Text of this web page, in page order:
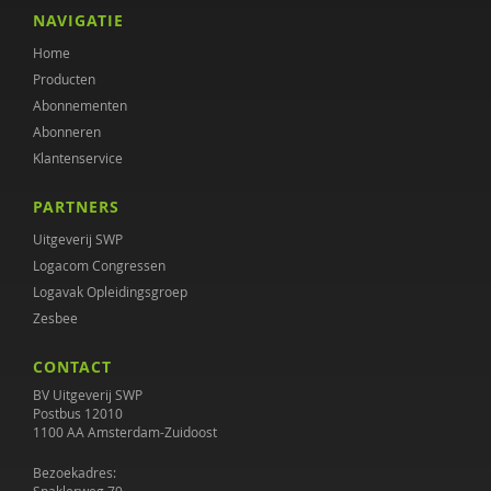
Malou Mac Gillavry
Tessa Magnée
Rosalie Metze
Jasper Nuijen
Projectgroep Plan van aanpak ernstige psychische
aandoeningen
Diana Roeg
Lonneke Schuringa
Veerle Schutjens
Samantha Spiering
NAVIGATIE
Home
Producten
Abonnementen
Abonneren
Klantenservice
PARTNERS
Uitgeverij SWP
Logacom Congressen
Logavak Opleidingsgroep
Zesbee
CONTACT
BV Uitgeverij SWP
Postbus 12010
1100 AA Amsterdam-Zuidoost
Bezoekadres: